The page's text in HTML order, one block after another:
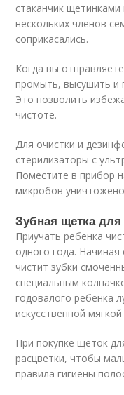
стаканчик щетинками
нескольких членов
соприкасались.
Когда вы
промыть, высушить и
Это позволить
чистоте.
Для очистки и
стерилизаторы с
Поместите в прибор
микробов
Зубная щетка для
Приучать ребенка
одного года.
чистит зубки
специальным
годовалого ребенка
искусственной
При покупке щеток
расцветки, чтобы
правила гигиены